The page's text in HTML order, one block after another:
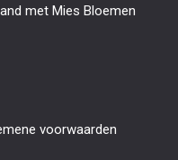
met Mies Bloemen
voorwaarden